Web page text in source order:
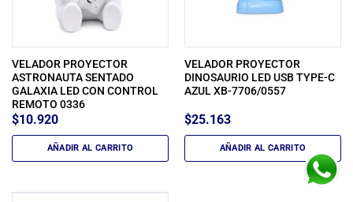
VELADOR PROYECTOR
ASTRONAUTA SENTADO
GALAXIA LED CON CONTROL
REMOTO 0336
$10.920
AÑADIR AL CARRITO
VELADOR PROYECTOR
DINOSAURIO LED USB TYPE-C
AZUL XB-7706/0557
$25.163
AÑADIR AL CARRITO